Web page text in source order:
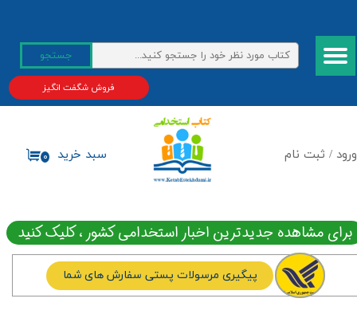
ورود / ثبت نام
حساب کاربری من
تغییر گذر واژه
سفارشات
جستجو
۰ سبد خرید
فروش شگفت انگیز
برای مشاهده جدیدترین اخبار استخدامی کشور ، کلیک کنید
پیگیری مرسولات پستی سفارش های شما